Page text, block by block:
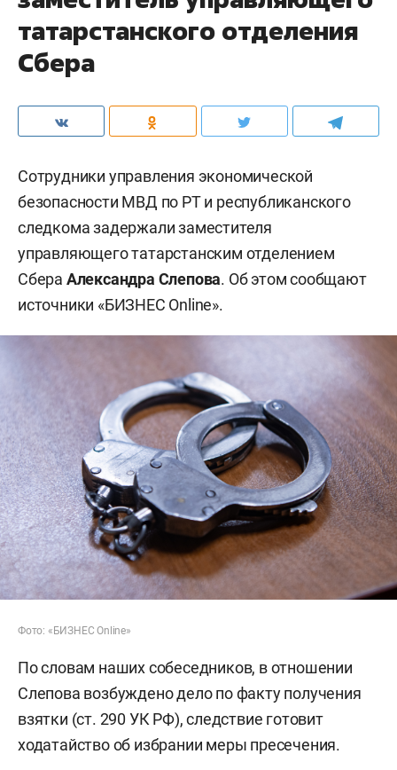
татарстанского отделения
Сбера
Сотрудники управления экономической
безопасности МВД по РТ и республиканского
следкома задержали заместителя
управляющего татарстанским отделением
Сбера Александра Слепова. Об этом сообщают
источники «БИЗНЕС Online».
Фото: «БИЗНЕС Online»
По словам наших собеседников, в отношении
Слепова возбуждено дело по факту получения
взятки (ст. 290 УК РФ), следствие готовит
ходатайство об избрании меры пресечения.